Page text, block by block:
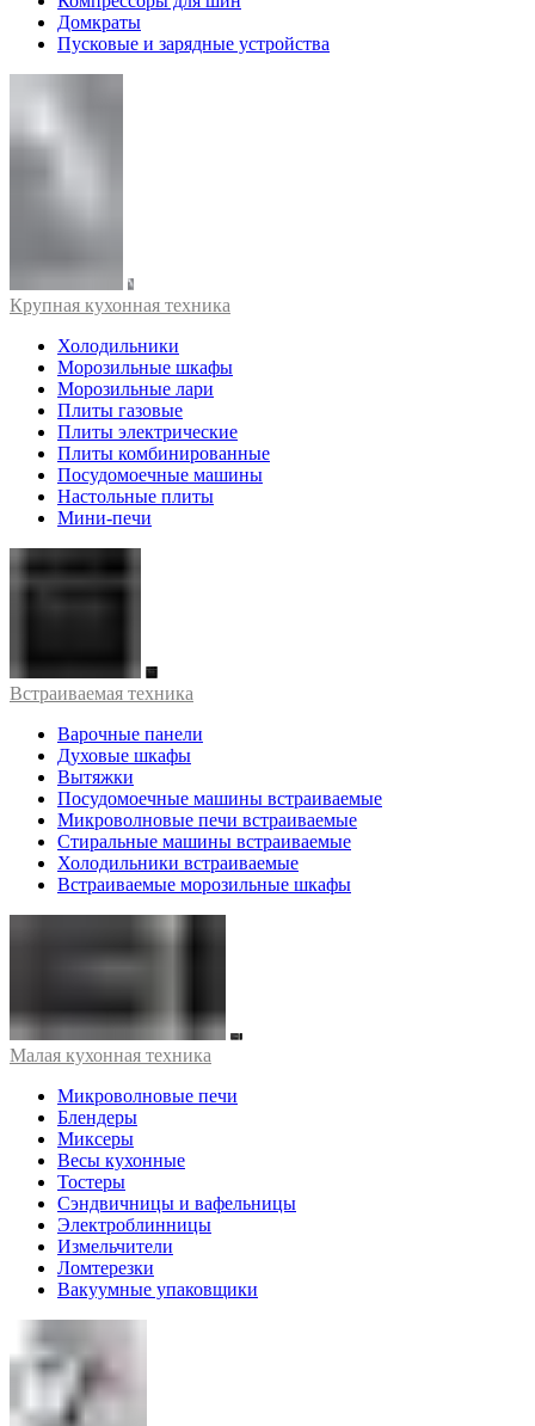
Домкраты
Пусковые и зарядные устройства
Крупная кухонная техника
Холодильники
Морозильные шкафы
Морозильные лари
Плиты газовые
Плиты электрические
Плиты комбинированные
Посудомоечные машины
Настольные плиты
Мини-печи
Встраиваемая техника
Варочные панели
Духовые шкафы
Вытяжки
Посудомоечные машины встраиваемые
Микроволновые печи встраиваемые
Стиральные машины встраиваемые
Холодильники встраиваемые
Встраиваемые морозильные шкафы
Малая кухонная техника
Микроволновые печи
Блендеры
Миксеры
Весы кухонные
Тостеры
Сэндвичницы и вафельницы
Электроблинницы
Измельчители
Ломтерезки
Вакуумные упаковщики